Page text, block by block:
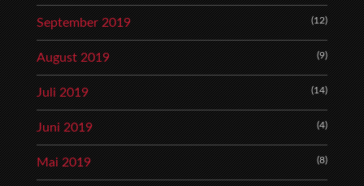
September 2019 (12)
August 2019 (9)
Juli 2019 (14)
Juni 2019 (4)
Mai 2019 (8)